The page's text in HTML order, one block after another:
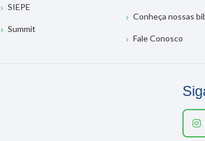
SIEPE
Summit
Conheça nossas
Fale Conosco